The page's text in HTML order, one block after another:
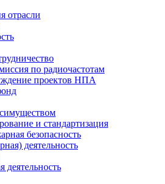
отрасли
по радиочастотам
проектов НПА
и стандартизация
безопасность
деятельность
деятельность